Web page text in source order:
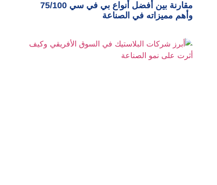
مقارنة بين أفضل أنواع بي في سي 75/100
وأهم مميزاته في الصناعة